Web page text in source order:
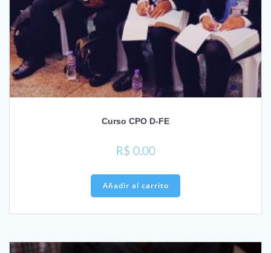
Curso CPO D-FE
R$ 0,00
Añadir al carrito